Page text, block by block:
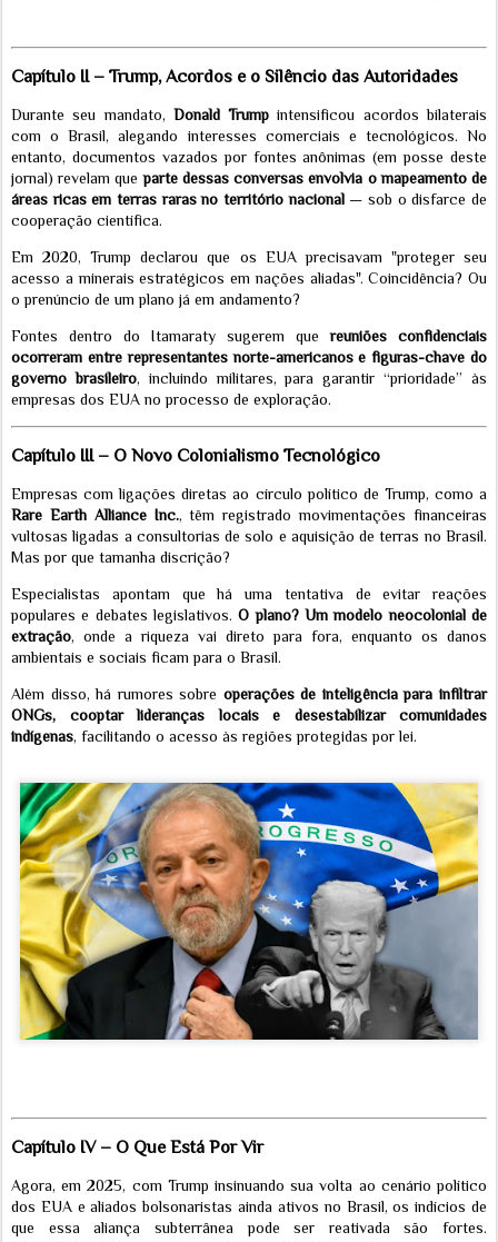
Capítulo II – Trump, Acordos e o Silêncio das Autoridades
Durante seu mandato, Donald Trump intensificou acordos bilaterais
com o Brasil, alegando interesses comerciais e tecnológicos. No
entanto, documentos vazados por fontes anônimas (em posse deste
jornal) revelam queparte dessas conversas envolvia o mapeamento de
áreas ricas em terras raras no território nacional— sob o disfarce de
cooperação científica.
Em 2020, Trump declarou que os EUA precisavam "proteger seu
acesso a minerais estratégicos em nações aliadas". Coincidência? Ou
o prenúncio de um plano já em andamento?
Fontes dentro do Itamaraty sugerem quereuniões confidenciais
ocorreram entre representantes norte-americanos e figuras-chave do
governo brasileiro, incluindo militares, para garantir “prioridade” às
empresas dos EUA no processo de exploração.
Capítulo III – O Novo Colonialismo Tecnológico
Empresas com ligações diretas ao círculo político de Trump, como a
Rare Earth Alliance Inc., têm registrado movimentações financeiras
vultosas ligadas a consultorias de solo e aquisição de terras no Brasil.
Mas por que tamanha discrição?
Especialistas apontam que há uma tentativa de evitar reações
populares e debates legislativos.O plano? Um modelo neocolonial de
extração, onde a riqueza vai direto para fora, enquanto os danos
ambientais e sociais ficam para o Brasil.
Além disso, há rumores sobre operações de inteligência para infiltrar
ONGs, cooptar lideranças locais e desestabilizar comunidades
indígenas, facilitando o acesso às regiões protegidas por lei.
Capítulo IV – O Que Está Por Vir
Agora, em 2025, com Trump insinuando sua volta ao cenário político
dos EUA e aliados bolsonaristas ainda ativos no Brasil, os indícios de
que essa aliança subterrânea pode ser reativada são fortes.